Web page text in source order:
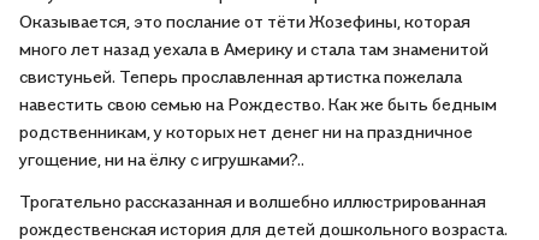
Оказывается, это послание от тёти Жозефины, которая
много лет назад уехала в Америку и стала там знаменитой
свистуньей. Теперь прославленная артистка пожелала
навестить свою семью на Рождество. Как же быть бедным
родственникам, у которых нет денег ни на праздничное
угощение, ни на ёлку с игрушками?..
Трогательно рассказанная и волшебно иллюстрированная
рождественская история для детей дошкольного возраста.